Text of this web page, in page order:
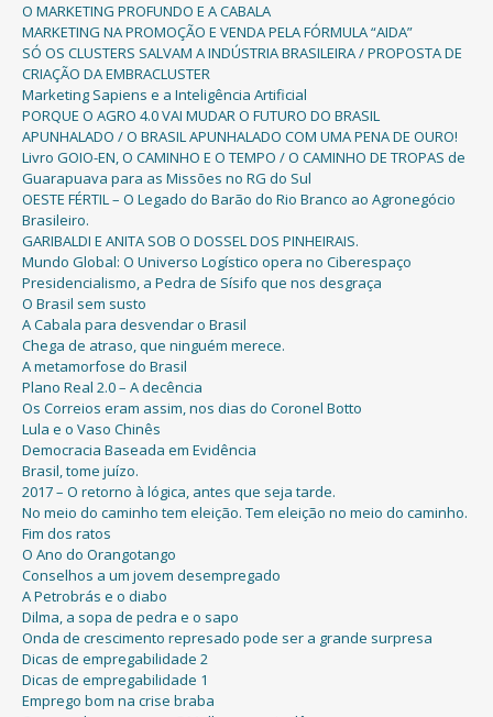
O MARKETING PROFUNDO E A CABALA
MARKETING NA PROMOÇÃO E VENDA PELA FÓRMULA “AIDA”
SÓ OS CLUSTERS SALVAM A INDÚSTRIA BRASILEIRA / PROPOSTA DE
CRIAÇÃO DA EMBRACLUSTER
Marketing Sapiens e a Inteligência Artificial
PORQUE O AGRO 4.0 VAI MUDAR O FUTURO DO BRASIL
APUNHALADO / O BRASIL APUNHALADO COM UMA PENA DE OURO!
Livro GOIO-EN, O CAMINHO E O TEMPO / O CAMINHO DE TROPAS de
Guarapuava para as Missões no RG do Sul
OESTE FÉRTIL – O Legado do Barão do Rio Branco ao Agronegócio
Brasileiro.
GARIBALDI E ANITA SOB O DOSSEL DOS PINHEIRAIS.
Mundo Global: O Universo Logístico opera no Ciberespaço
Presidencialismo, a Pedra de Sísifo que nos desgraça
O Brasil sem susto
A Cabala para desvendar o Brasil
Chega de atraso, que ninguém merece.
A metamorfose do Brasil
Plano Real 2.0 – A decência
Os Correios eram assim, nos dias do Coronel Botto
Lula e o Vaso Chinês
Democracia Baseada em Evidência
Brasil, tome juízo.
2017 – O retorno à lógica, antes que seja tarde.
No meio do caminho tem eleição. Tem eleição no meio do caminho.
Fim dos ratos
O Ano do Orangotango
Conselhos a um jovem desempregado
A Petrobrás e o diabo
Dilma, a sopa de pedra e o sapo
Onda de crescimento represado pode ser a grande surpresa
Dicas de empregabilidade 2
Dicas de empregabilidade 1
Emprego bom na crise braba